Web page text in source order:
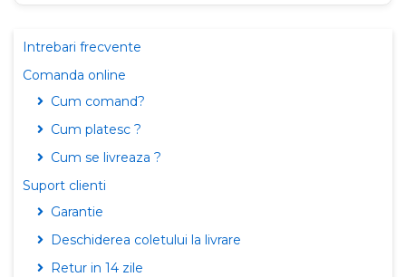
Intrebari frecvente
Comanda online
Cum comand?
Cum platesc ?
Cum se livreaza ?
Suport clienti
Garantie
Deschiderea coletului la livrare
Retur in 14 zile